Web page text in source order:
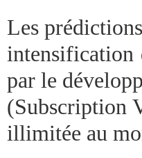
Les
intensification
par le
(Subscription
illimitée au